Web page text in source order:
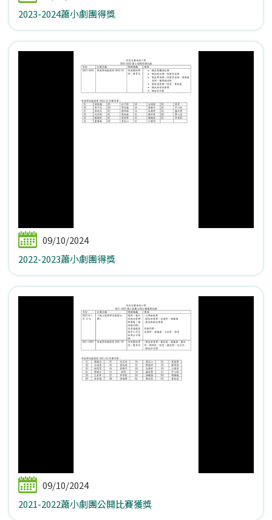
2023-2024蕭小劇團得獎
09/10/2024
2022-2023蕭小劇團得獎
09/10/2024
2021-2022蕭小劇團公開比賽獲獎